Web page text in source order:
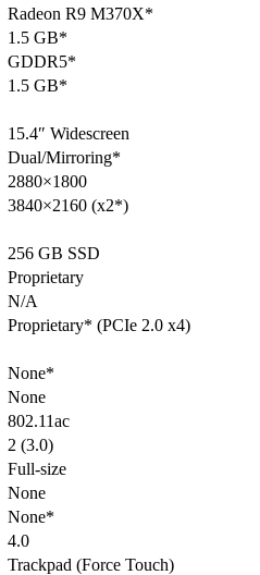
Radeon R9 M370X*
1.5 GB*
GDDR5*
1.5 GB*
15.4″ Widescreen
Dual/Mirroring*
2880×1800
3840×2160 (x2*)
256 GB SSD
Proprietary
N/A
Proprietary* (PCIe 2.0 x4)
None*
None
802.11ac
2 (3.0)
Full-size
None
None*
4.0
Trackpad (Force Touch)